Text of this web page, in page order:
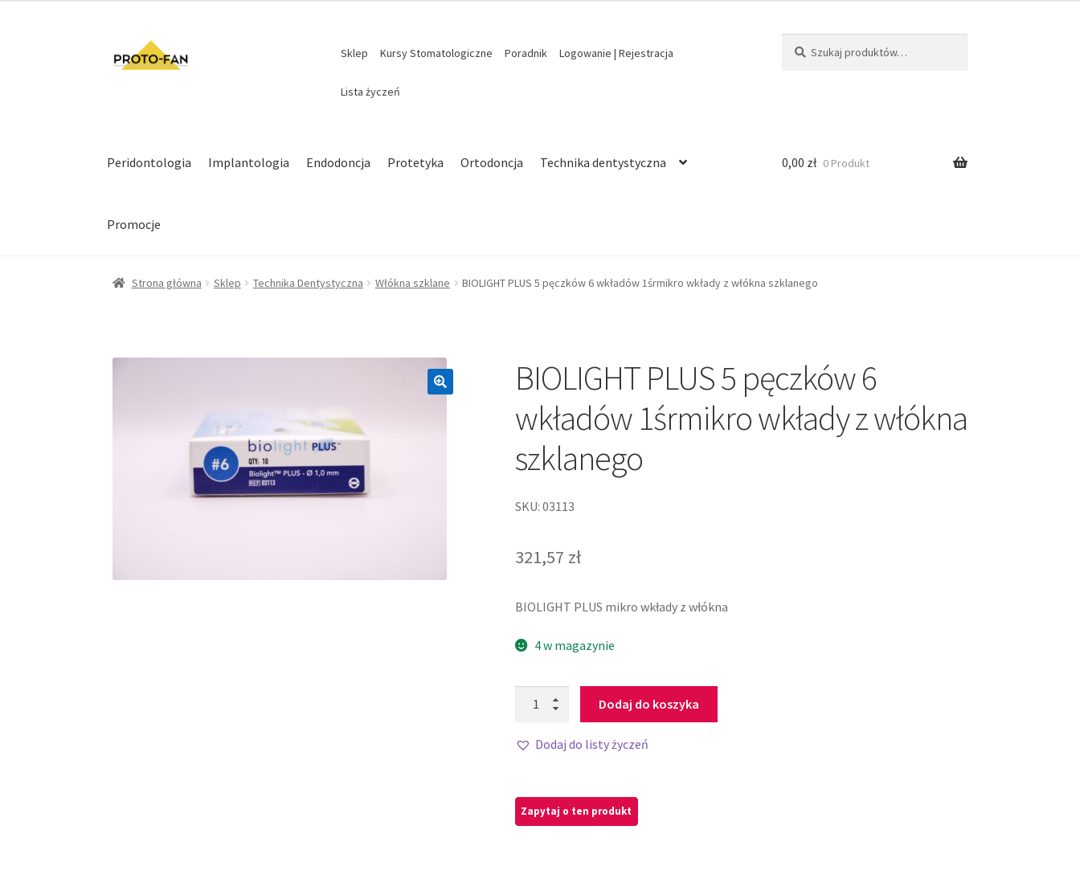
Sklep Kursy Stomatologiczne Poradnik Logowanie | Rejestracja
Lista życzeń
Peridontologia Implantologia Endodoncja Protetyka Ortodoncja Technika dentystyczna
Promocje
0,00 zł 0 Produkt
Strona główna Sklep Technika Dentystyczna Włókna szklane BIOLIGHT PLUS 5 pęczków 6 wkładów 1śrmikro wkłady z włókna szklanego
BIOLIGHT PLUS 5 pęczków 6
wkładów 1śrmikro wkłady z włókna
szklanego
SKU: 03113
321,57 zł
BIOLIGHT PLUS mikro wkłady z włókna
4 w magazynie
Dodaj do koszyka
Dodaj do listy życzeń